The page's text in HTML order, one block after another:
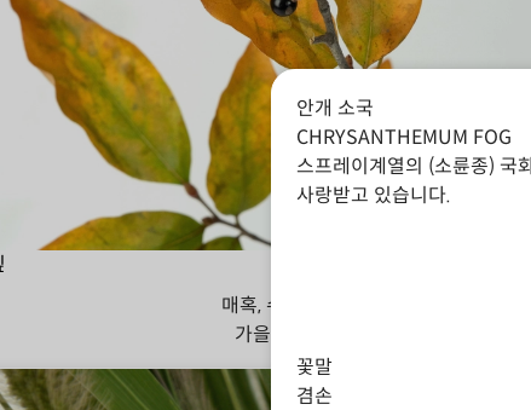
매혹, 수줍음
가을
안개 소국
CHRYSANTHEMUM FOG
스프레이계열의 (소륜종) 국
사랑받고 있습니다.
꽃말
겸손